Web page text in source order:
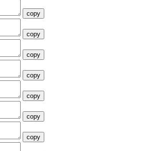
copy
copy
copy
copy
copy
copy
copy